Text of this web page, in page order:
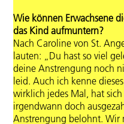
Wie können Erwachsene
das Kind aufmuntern?
Nach Caroline von St.
lauten: „Du hast so viel
deine Anstrengung noch
leid. Auch ich kenne
wirklich jedes Mal, hat
irgendwann doch
Anstrengung belohnt. Wir